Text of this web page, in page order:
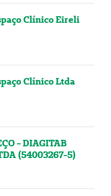
Clínico Eireli
Clínico Ltda
- DIAGITAB
(54003267-5)